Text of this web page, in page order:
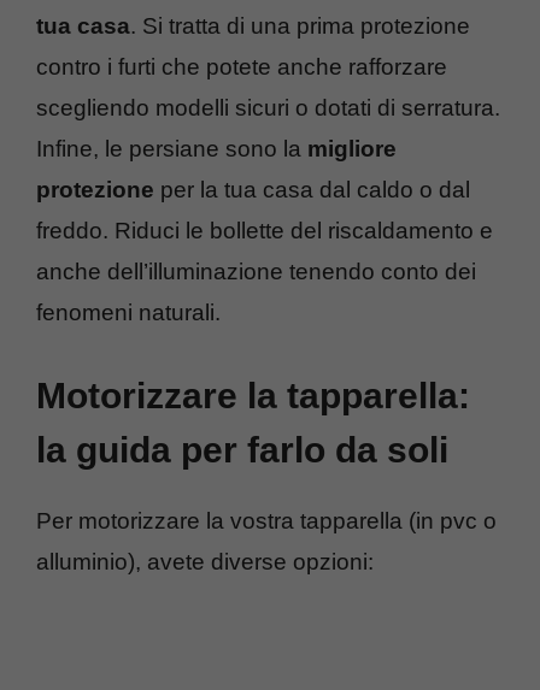
tua casa. Si tratta di una prima protezione
contro i furti che potete anche rafforzare
scegliendo modelli sicuri o dotati di serratura.
Infine, le persiane sono la migliore
protezione per la tua casa dal caldo o dal
freddo. Riduci le bollette del riscaldamento e
anche dell’illuminazione tenendo conto dei
fenomeni naturali.
Motorizzare la tapparella:
la guida per farlo da soli
Per motorizzare la vostra tapparella (in pvc o
alluminio), avete diverse opzioni: